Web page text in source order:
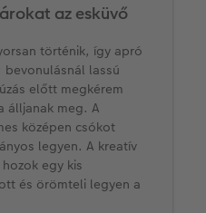
az esküvő
történik, így apró
lassú
előtt megkérem
álljanak meg. A
középen csókot
legyen. A kreatív
egy kis
és örömteli legyen a